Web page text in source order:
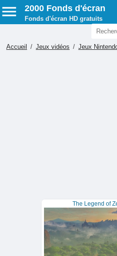
2000 Fonds d'écran
Fonds d'écran HD gratuits
Accueil / Jeux vidéos / Jeux
The Legend of